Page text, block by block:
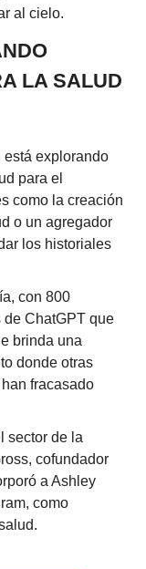
al cielo.
LA SALUD
está explorando
para el
como la creación
o un agregador
los historiales
con 800
ChatGPT que
brinda una
donde otras
fracasado
sector de la
cofundador
a Ashley
como